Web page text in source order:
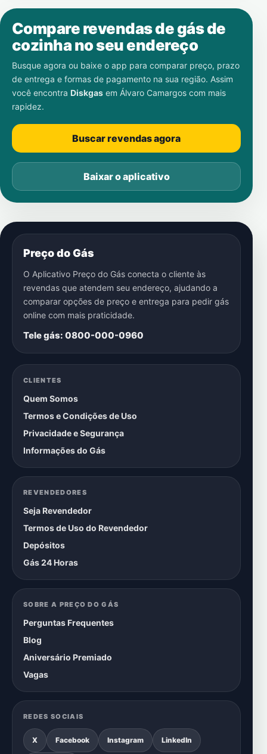
Compare revendas de gás de
cozinha no seu endereço
Busque agora ou baixe o app para comparar preço, prazo
de entrega e formas de pagamento na sua região. Assim
você encontra Diskgas em Álvaro Camargos com mais
rapidez.
Buscar revendas agora
Baixar o aplicativo
Preço do Gás
O Aplicativo Preço do Gás conecta o cliente às
revendas que atendem seu endereço, ajudando a
comparar opções de preço e entrega para pedir gás
online com mais praticidade.
Tele gás: 0800-000-0960
CLIENTES
Quem Somos
Termos e Condições de Uso
Privacidade e Segurança
Informações do Gás
REVENDEDORES
Seja Revendedor
Termos de Uso do Revendedor
Depósitos
Gás 24 Horas
SOBRE A PREÇO DO GÁS
Perguntas Frequentes
Blog
Aniversário Premiado
Vagas
REDES SOCIAIS
X Facebook Instagram LinkedIn